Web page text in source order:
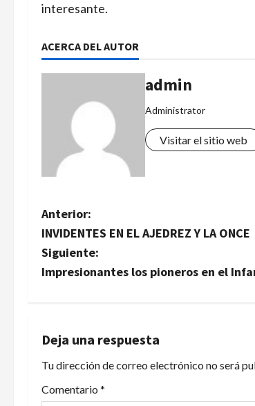
interesante.
ACERCA DEL AUTOR
admin
Administrator
Visitar el sitio web
N
a
v
g
a
c
Anterior:
INVIDENTES EN EL AJEDREZ Y LA ONCE
Siguiente:
Impresionantes los pioneros en el
Deja una respuesta
Tu dirección de correo electrónico no será
Comentario *